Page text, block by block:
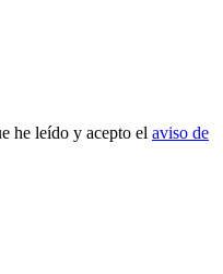
he leído y acepto el aviso de